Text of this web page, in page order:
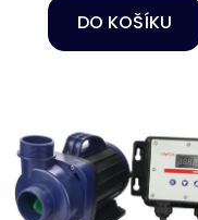
DO KOŠÍKU